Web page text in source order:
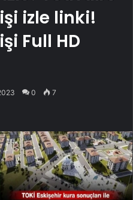
izle linki!
Full HD
0 7